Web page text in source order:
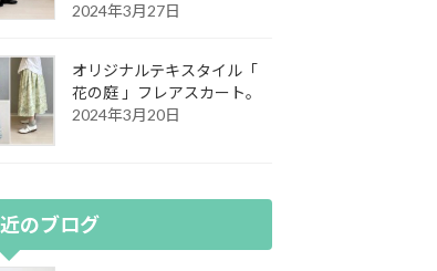
2024年3月27日
オリジナルテキスタイル「
花の庭 」フレアスカート。
2024年3月20日
のブログ